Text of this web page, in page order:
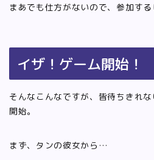
まあでも仕方がないので、参加す
イザ！ゲーム開始！
そんなこんなですが、皆待ちきれ
開始。
まず、タンの彼女から…